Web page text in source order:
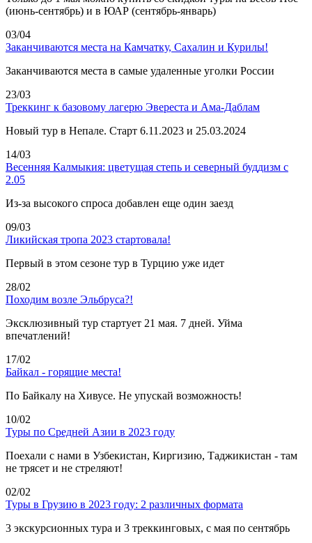
(июнь-сентябрь) и в ЮАР (сентябрь-январь)
03/04
Заканчиваются места на Камчатку, Сахалин и Курилы!
Заканчиваются места в самые удаленные уголки России
23/03
Треккинг к базовому лагерю Эвереста и Ама-Даблам
Новый тур в Непале. Старт 6.11.2023 и 25.03.2024
14/03
Весенняя Калмыкия: цветущая степь и северный буддизм с
2.05
Из-за высокого спроса добавлен еще один заезд
09/03
Ликийская тропа 2023 стартовала!
Первый в этом сезоне тур в Турцию уже идет
28/02
Походим возле Эльбруса?!
Эксклюзивный тур стартует 21 мая. 7 дней. Уйма
впечатлений!
17/02
Байкал - горящие места!
По Байкалу на Хивусе. Не упускай возможность!
10/02
Туры по Средней Азии в 2023 году
Поехали с нами в Узбекистан, Киргизию, Таджикистан - там
не трясет и не стреляют!
02/02
Туры в Грузию в 2023 году: 2 различных формата
3 экскурсионных тура и 3 треккинговых, с мая по сентябрь